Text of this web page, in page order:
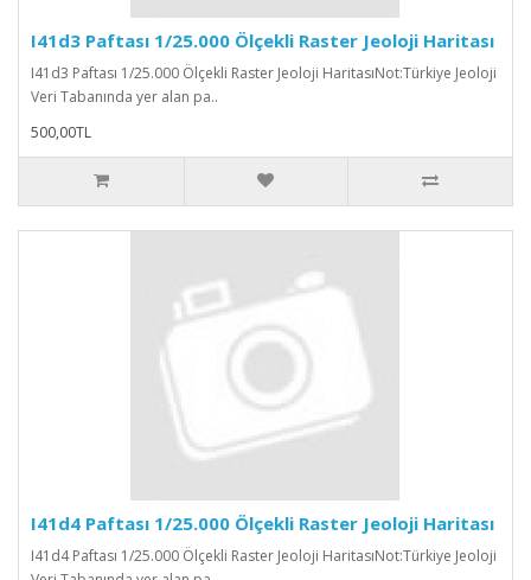
I41d3 Paftası 1/25.000 Ölçekli Raster Jeoloji Haritası
I41d3 Paftası 1/25.000 Ölçekli Raster Jeoloji HaritasıNot:Türkiye Jeoloji
Veri Tabanında yer alan pa..
500,00TL
I41d4 Paftası 1/25.000 Ölçekli Raster Jeoloji Haritası
I41d4 Paftası 1/25.000 Ölçekli Raster Jeoloji HaritasıNot:Türkiye Jeoloji